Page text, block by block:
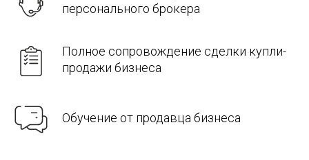
персонального брокера
Полное сопровождение сделки купли-
продажи бизнеса
Обучение от продавца бизнеса